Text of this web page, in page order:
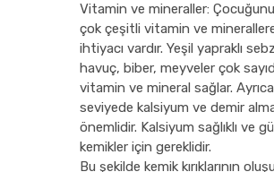
Vitamin ve mineraller:
çok çeşitli vitamin ve
ihtiyacı vardır. Yeşil yapraklı
havuç, biber, meyveler çok
vitamin ve mineral sağlar.
seviyede kalsiyum ve demir
önemlidir. Kalsiyum sağlıklı ve
kemikler için gereklidir.
Bu şekilde kemik kırıklarının